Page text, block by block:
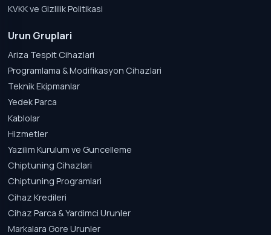
KVKK ve Gizlilik Politikasi
Urun Gruplari
Ariza Tespit Cihazlari
Programlama & Modifikasyon Cihazlari
Teknik Ekipmanlar
Yedek Parca
Kablolar
Hizmetler
Yazilim Kurulum ve Guncelleme
Chiptuning Cihazlari
Chiptuning Programlari
Cihaz Kredileri
Cihaz Parca & Yardimci Urunler
Markalara Gore Urunler